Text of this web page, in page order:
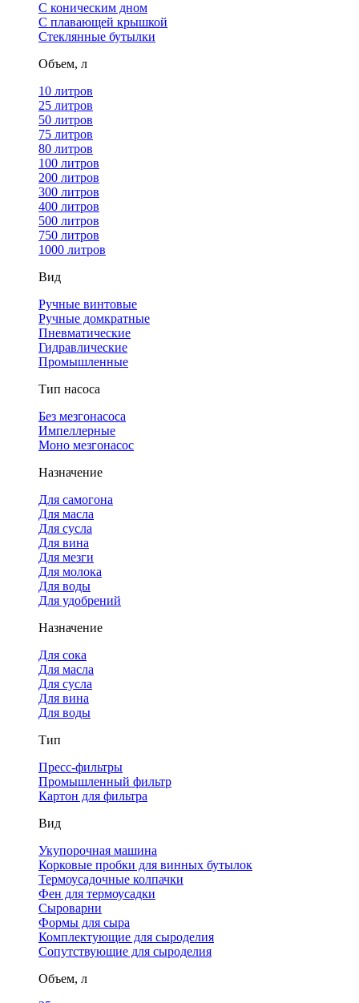
С коническим дном
С плавающей крышкой
Стеклянные бутылки
Объем, л
10 литров
25 литров
50 литров
75 литров
80 литров
100 литров
200 литров
300 литров
400 литров
500 литров
750 литров
1000 литров
Вид
Ручные винтовые
Ручные домкратные
Пневматические
Гидравлические
Промышленные
Тип насоса
Без мезгонасоса
Импеллерные
Моно мезгонасос
Назначение
Для самогона
Для масла
Для сусла
Для вина
Для мезги
Для молока
Для воды
Для удобрений
Назначение
Для сока
Для масла
Для сусла
Для вина
Для воды
Тип
Пресс-фильтры
Промышленный фильтр
Картон для фильтра
Вид
Укупорочная машина
Корковые пробки для винных бутылок
Термоусадочные колпачки
Фен для термоусадки
Сыроварни
Формы для сыра
Комплектующие для сыроделия
Сопутствующие для сыроделия
Объем, л